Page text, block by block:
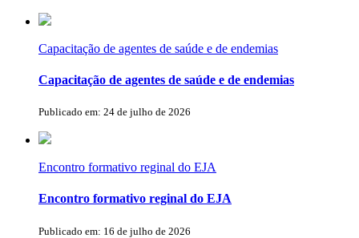
Capacitação de agentes de saúde e de endemias
Capacitação de agentes de saúde e de endemias
Publicado em: 24 de julho de 2026
Encontro formativo reginal do EJA
Encontro formativo reginal do EJA
Publicado em: 16 de julho de 2026